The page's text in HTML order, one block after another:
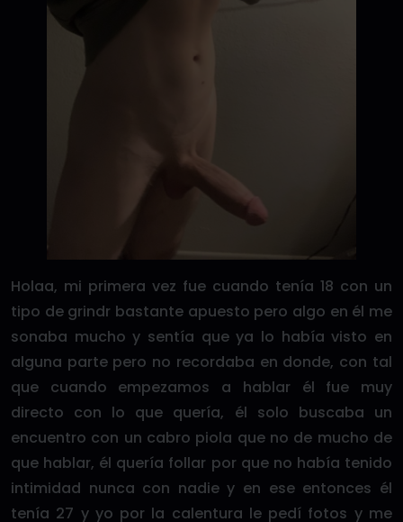
Holaa, mi primera vez fue cuando tenía 18 con un
tipo de grindr bastante apuesto pero algo en él me
sonaba mucho y sentía que ya lo había visto en
alguna parte pero no recordaba en donde, con tal
que cuando empezamos a hablar él fue muy
directo con lo que quería, él solo buscaba un
encuentro con un cabro piola que no de mucho de
que hablar, él quería follar por que no había tenido
intimidad nunca con nadie y en ese entonces él
tenía 27 y yo por la calentura le pedí fotos y me